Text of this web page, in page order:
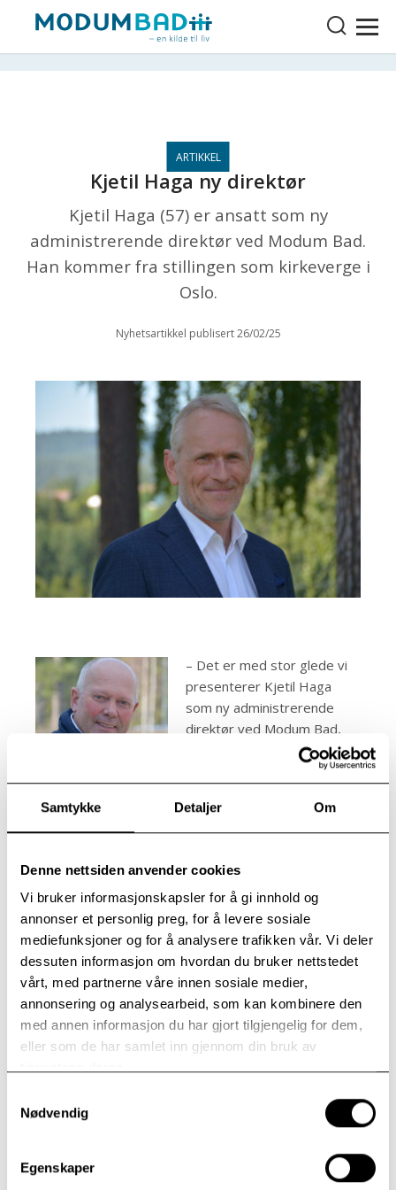
Samtykke Detaljer Om
Denne nettsiden anvender cookies
Vi bruker informasjonskapsler for å gi innhold og
annonser et personlig preg, for å levere sosiale
mediefunksjoner og for å analysere trafikken vår. Vi deler
dessuten informasjon om hvordan du bruker nettstedet
vårt, med partnerne våre innen sosiale medier,
annonsering og analysearbeid, som kan kombinere den
med annen informasjon du har gjort tilgjengelig for dem,
eller som de har samlet inn gjennom din bruk av
Nødvendig
Egenskaper
Kjetil Haga ny direktør
Kjetil Haga (57) er ansatt som ny
administrerende direktør ved Modum Bad.
Han kommer fra stillingen som kirkeverge i
Oslo.
Nyhetsartikkel publisert 26/02/25
Per Skaugen Bleikelia
– Det er med stor glede vi
presenterer Kjetil Haga
som ny administrerende
direktør ved Modum Bad,
lederfaring som vil sikre
fremdriften videre for
Bleikelia opplyser at det var flere gode søkere til
stillingen som administrerende direktør.
– Vi er nå svært tilfredse med denne ansettelsen.
Kirkeverge i Oslo
Kjetil Haga er utdannet teolog og har mastergrad i
organisasjon og ledelse. Han har hatt lederstillinger i
frivillig sektor, helsesektoren og Den norske kirke.
Haga kommer nå fra stillingen som kirkeverge i Oslo,
der han ble tilsatt i 2021. De siste årene har han
styreleder.
som konstituert direktør lede Modum Bad frem til
Hagas tiltredelse. Per Bleikelia går inn i oppgaven